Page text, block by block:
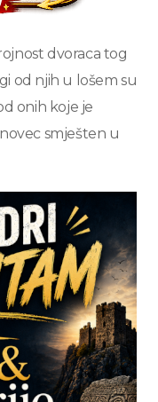
dvoraca tog
od njih u lošem su
onih koje je
smješten u